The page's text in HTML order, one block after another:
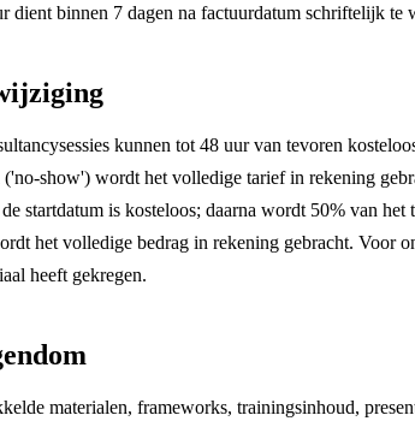
dient binnen 7 dagen na factuurdatum schriftelijk te
kunnen tot 48 uur van tevoren
show') wordt het volledige tarief in rekening
startdatum is kosteloos; daarna wordt 50% van
het volledige bedrag in rekening gebracht. Voor
heeft gekregen.
materialen, frameworks, trainingsinhoud,